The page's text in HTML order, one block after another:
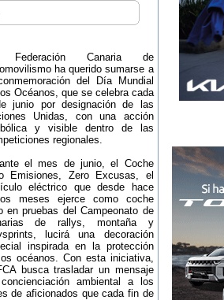
Federación Canaria de
ha querido sumarse a
del Día Mundial
Océanos, que se celebra cada
junio por designación de las
Unidas, con una acción
y visible dentro de las
regionales.
el mes de junio, el Coche
Emisiones, Zero Excusas, el
eléctrico que desde hace
meses ejerce como coche
en pruebas del Campeonato de
de rallys, montaña y
lucirá una decoración
inspirada en la protección
océanos. Con esta iniciativa,
busca trasladar un mensaje
ambiental a los
de aficionados que cada fin de